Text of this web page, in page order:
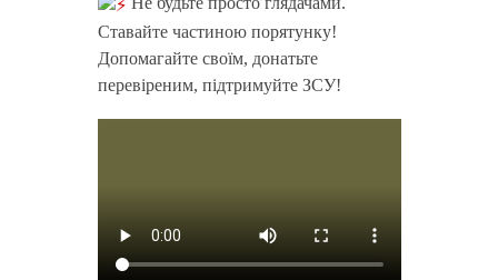
Ставайте частиною порятунку!
Допомагайте своїм, донатьте
перевіреним, підтримуйте ЗСУ!